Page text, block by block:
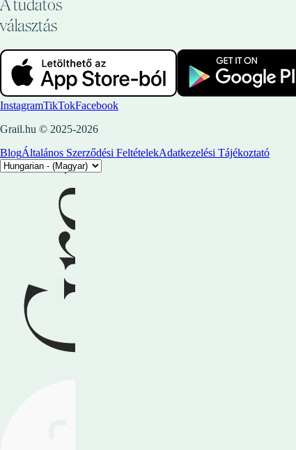
A tudatos
választás
InstagramTikTokFacebook
Grail.hu © 2025-2026
BlogÁltalános Szerződési FeltételekAdatkezelési Tájékoztató